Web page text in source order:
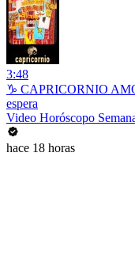
3:48
♑ CAPRICORNIO
espera
Video Horóscopo
hace 18 horas